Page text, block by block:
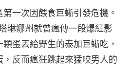
一次因餵食巨蜥引發危機。
琳娜州就曾瘋傳一段爆紅影
蛋丟給野生的泰加巨蜥吃，
反而瘋狂跳起來猛咬男人的